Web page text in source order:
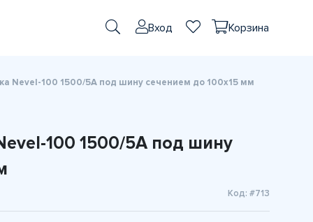
Вход Корзина
Nevel-100 1500/5А под шину сечением до 100х15 мм
100 1500/5А под шину
Код: #713